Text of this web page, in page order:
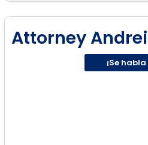
Inmigración
Attorney
¡Se